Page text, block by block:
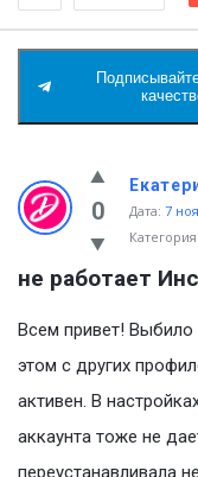
DNative
Ask
Latest
Вопросы
0
Дата: 7
Категория:
не работает
Всем привет!
этом с других
активен. В
аккаунта тоже не
переустанавливала